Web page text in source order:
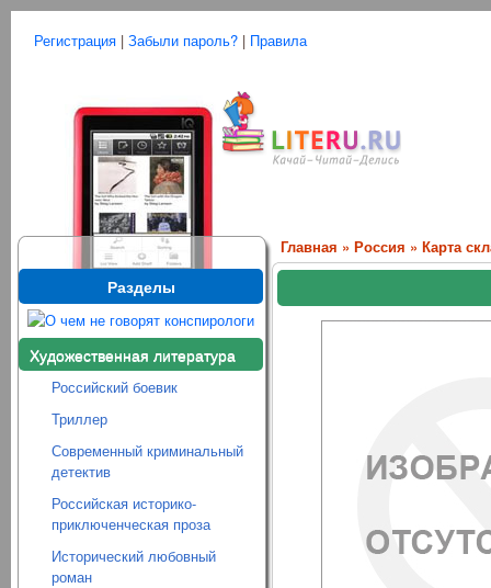
Регистрация | Забыли пароль? | Правила
Разделы
Художественная литература
Российский боевик
Триллер
Современный криминальный
детектив
Российская историко-
приключенческая проза
Исторический любовный
роман
Главная » Россия » Карта